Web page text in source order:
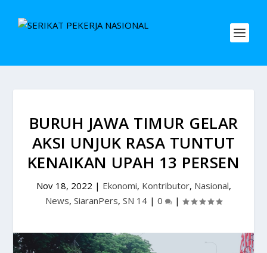
BURUH JAWA TIMUR GELAR
AKSI UNJUK RASA TUNTUT
KENAIKAN UPAH 13 PERSEN
Nov 18, 2022 | Ekonomi, Kontributor, Nasional,
News, SiaranPers, SN 14 | 0 |